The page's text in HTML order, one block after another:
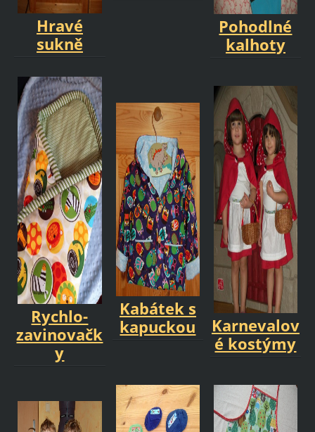
Hravé
sukně
Pohodlné
kalhoty
Rychlo-
zavinovačk
y
Kabátek s
kapuckou
Karnevalov
é kostýmy